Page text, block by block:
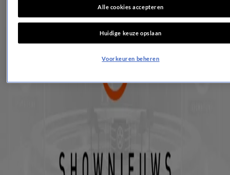
Máxima zegt publieke optredens af
Hilarisch: Microfoon Willem-Alexander staat nog aan
3 mei 2018, 15:52
Royal recycling: Prinsessen dragen alledrie kleding van Máxima
Alle cookies accepteren
Huidige keuze opslaan
Voorkeuren beheren